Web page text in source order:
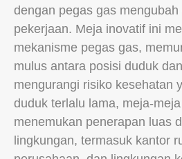
dengan pegas gas
pekerjaan. Meja inovatif ini
mekanisme pegas gas,
mulus antara posisi duduk
mengurangi risiko kesehatan
duduk terlalu lama, meja-
menemukan penerapan luas
lingkungan, termasuk kantor